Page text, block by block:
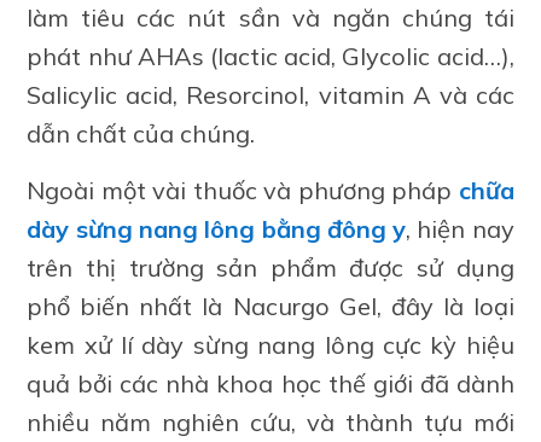
làm tiêu các nút sần và ngăn chúng tái
phát như AHAs (lactic acid, Glycolic acid…),
Salicylic acid, Resorcinol, vitamin A và các
dẫn chất của chúng.
Ngoài một vài thuốc và phương pháp chữa
dày sừng nang lông bằng đông y, hiện nay
trên thị trường sản phẩm được sử dụng
phổ biến nhất là Nacurgo Gel, đây là loại
kem xử lí dày sừng nang lông cực kỳ hiệu
quả bởi các nhà khoa học thế giới đã dành
nhiều năm nghiên cứu, và thành tựu mới